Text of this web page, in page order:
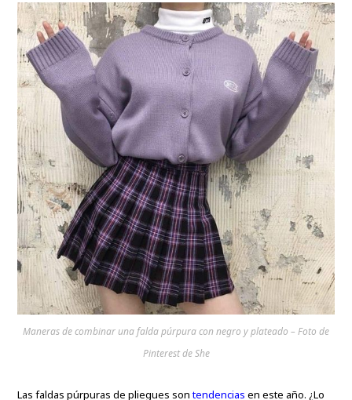
Maneras de combinar una falda púrpura con negro y plateado – Foto de
Pinterest de She
Las faldas púrpuras de pliegues sontendencias en este año. ¿Lo